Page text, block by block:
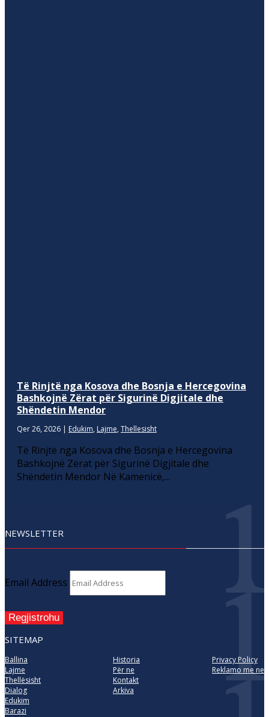
Të Rinjtë nga Kosova dhe Bosnja e Hercegovina
Bashkojnë Zërat për Sigurinë Digjitale dhe
Shëndetin Mendor
Qer 26, 2026 | Edukim, Lajme, Thellesisht
Të Rinjtë nga Kosova dhe Bosnja e Hercegovina
Bashkojnë Zërat për Sigurinë Digjitale dhe
Shëndetin Mendor Në Kamenicë,...
NEWSLETTER
Email Address
Regjistrohu
SITEMAP
Ballina
Lajme
Thellësisht
Dialog
Edukim
Barazi
Historia
Për ne
Kontakt
Arkiva
Privacy Policy
Reklamo me ne